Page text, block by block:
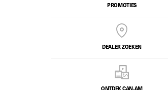
PROMOTIES
DEALER ZOEKEN
ONTDEK CAN-AM